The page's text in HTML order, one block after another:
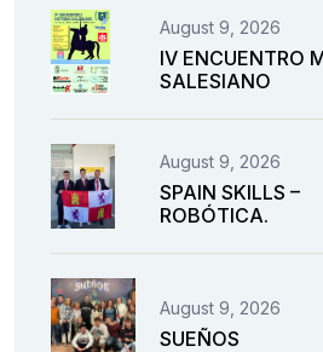
August 9, 2026
IV ENCUENTRO
SALESIANO
August 9, 2026
SPAIN SKILLS –
ROBÓTICA.
August 9, 2026
SUEÑOS